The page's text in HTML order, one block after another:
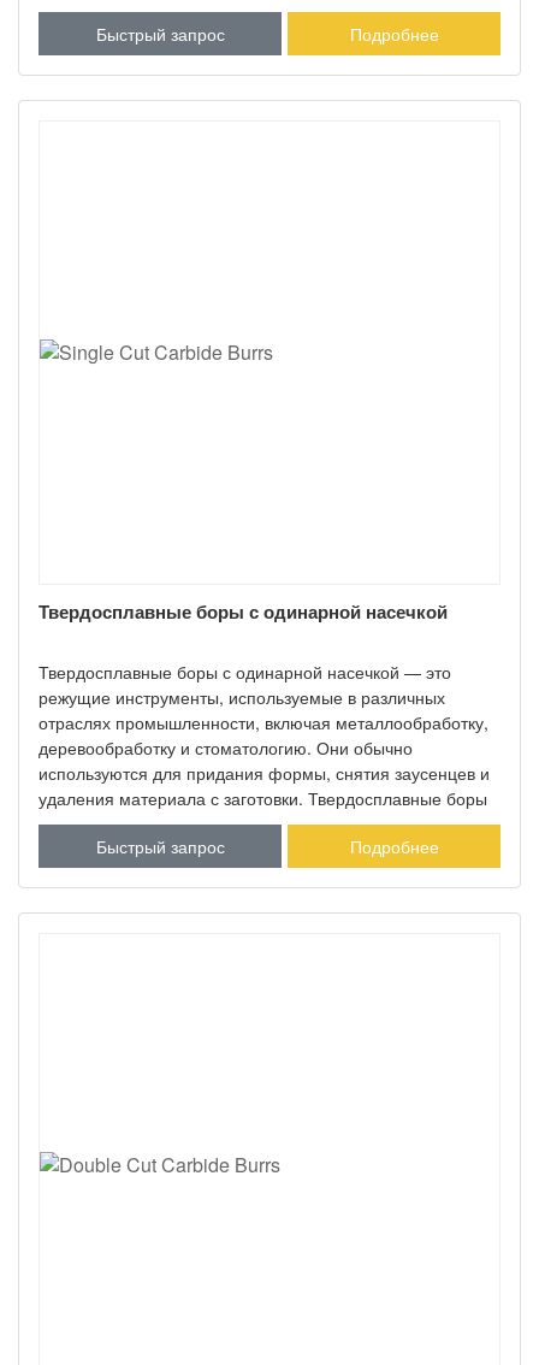
Быстрый запрос Подробнее
Твердосплавные боры с одинарной насечкой
Твердосплавные боры с одинарной насечкой — это
режущие инструменты, используемые в различных
отраслях промышленности, включая металлообработку,
деревообработку и стоматологию. Они обычно
используются для придания формы, снятия заусенцев и
удаления материала с заготовки. Твердосплавные боры
изготавливаются из карбида вольфрама, твердого и
прочного материала, который позволяет им эффективно
резать широкий спектр материалов, включая металлы,
Быстрый запрос Подробнее